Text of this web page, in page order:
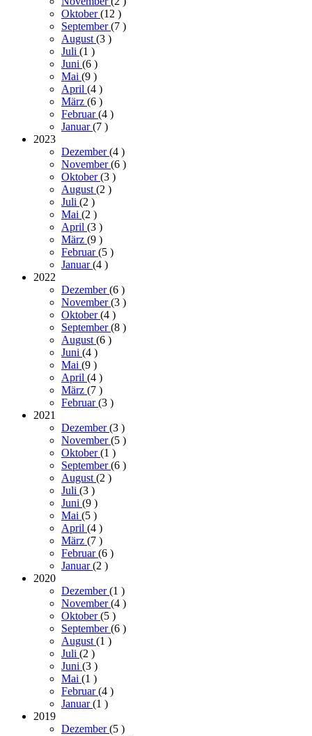
Oktober(12 )
September(7 )
August(3 )
Juli (1 )
Juni (6 )
Mai (9 )
April (4 )
März (6 )
Februar(4 )
Januar(7 )
2023
Dezember(4 )
November(6 )
Oktober(3 )
August(2 )
Juli (2 )
Mai (2 )
April (3 )
März (9 )
Februar(5 )
Januar(4 )
2022
Dezember(6 )
November(3 )
Oktober(4 )
September(8 )
August(6 )
Juni (4 )
Mai (9 )
April (4 )
März (7 )
Februar(3 )
2021
Dezember(3 )
November(5 )
Oktober(1 )
September(6 )
August(2 )
Juli (3 )
Juni (9 )
Mai (5 )
April (4 )
März (7 )
Februar(6 )
Januar(2 )
2020
Dezember(1 )
November(4 )
Oktober(5 )
September(6 )
August(1 )
Juli (2 )
Juni (3 )
Mai (1 )
Februar(4 )
Januar(1 )
2019
Dezember(5 )